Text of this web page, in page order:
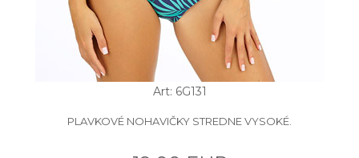
Art: 6G131
PLAVKOVÉ NOHAVIČKY STREDNE VYSOKÉ.